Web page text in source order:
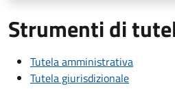
Strumenti di
Tutela amministrativa
Tutela giurisdizionale